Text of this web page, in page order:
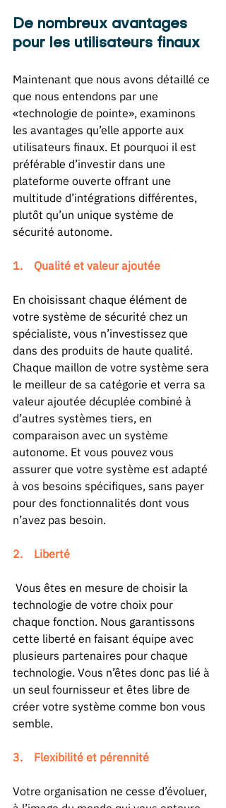
De nombreux avantages
pour les utilisateurs finaux
Maintenant que nous avons détaillé ce
que nous entendons par une
«technologie de pointe», examinons
les avantages qu’elle apporte aux
utilisateurs finaux. Et pourquoi il est
préférable d’investir dans une
plateforme ouverte offrant une
multitude d’intégrations différentes,
plutôt qu’un unique système de
sécurité autonome.
1.    Qualité et valeur ajoutée
En choisissant chaque élément de
votre système de sécurité chez un
spécialiste, vous n’investissez que
dans des produits de haute qualité.
Chaque maillon de votre système sera
le meilleur de sa catégorie et verra sa
valeur ajoutée décuplée combiné à
d’autres systèmes tiers, en
comparaison avec un système
autonome. Et vous pouvez vous
assurer que votre système est adapté
à vos besoins spécifiques, sans payer
pour des fonctionnalités dont vous
n’avez pas besoin.
2.    Liberté
technologie de votre choix pour
chaque fonction. Nous garantissons
cette liberté en faisant équipe avec
plusieurs partenaires pour chaque
technologie. Vous n’êtes donc pas lié à
un seul fournisseur et êtes libre de
créer votre système comme bon vous
semble.
3.    Flexibilité et pérennité
Votre organisation ne cesse d’évoluer,